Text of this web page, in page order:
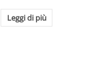
Leggi di più